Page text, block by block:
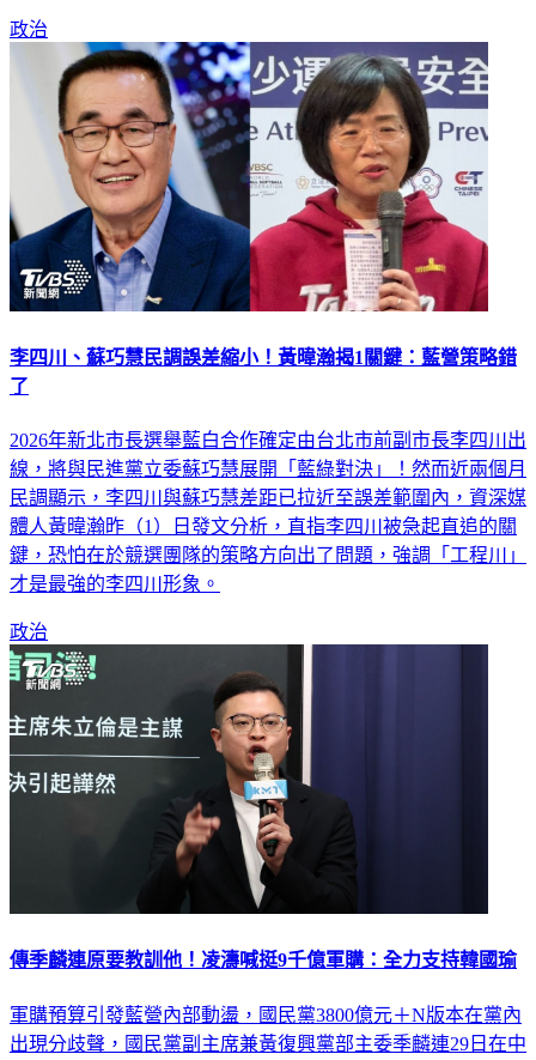
了
線，將與民進黨立委蘇巧慧展開「藍綠對決」！然而近兩個月
民調顯示，李四川與蘇巧慧差距已拉近至誤差範圍內，資深媒
體人黃暐瀚昨（1）日發文分析，直指李四川被急起直追的關
鍵，恐怕在於競選團隊的策略方向出了問題，強調「工程川」
才是最強的李四川形象。
出現分歧聲，國民黨副主席兼黃復興黨部主委季麟連29日在中
常會語出驚人，喊話立法院長韓國瑜若賣黨將建請開除黨籍。